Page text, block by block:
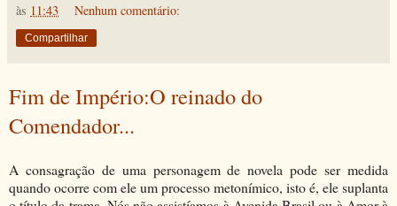
às 11:43 Nenhum comentário:
Compartilhar
Fim de Império:O reinado do
Comendador...
A consagração de uma personagem de novela pode ser medida
quando ocorre com ele um processo metonímico, isto é, ele suplanta